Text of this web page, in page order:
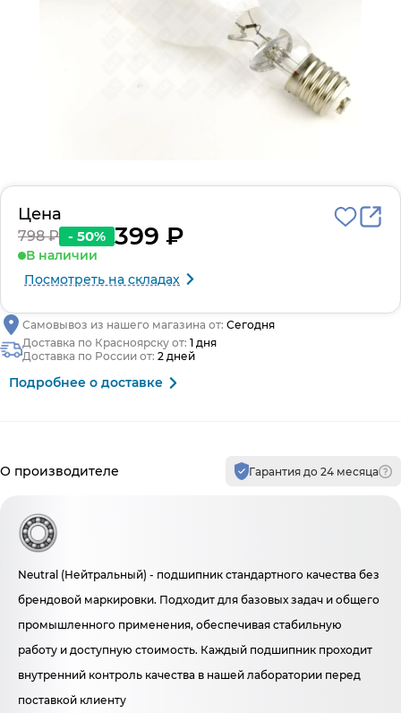
Цена
798 ₽ - 50% 399 ₽
В наличии
Посмотреть на складах
Самовывоз из нашего магазина от: Сегодня
Доставка по Красноярску от: 1 дня
Доставка по России от: 2 дней
Подробнее о доставке
О производителе
Гарантия до 24 месяца
Neutral (Нейтральный) - подшипник стандартного качества без
брендовой маркировки. Подходит для базовых задач и общего
промышленного применения, обеспечивая стабильную
работу и доступную стоимость. Каждый подшипник проходит
внутренний контроль качества в нашей лаборатории перед
поставкой клиенту